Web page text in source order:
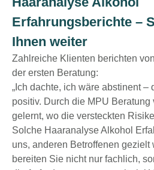
Erfahrungsberichte –
Ihnen weiter
Zahlreiche Klienten berichten
der ersten Beratung:
„Ich dachte, ich wäre abstinent –
positiv. Durch die MPU Beratung
gelernt, wo die versteckten
Solche Haaranalyse Alkohol
uns, anderen Betroffenen gezielt
bereiten Sie nicht nur fachlich,